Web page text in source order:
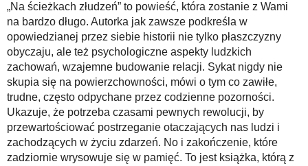
„Na ścieżkach złudzeń” to powieść, która zostanie z Wami
na bardzo długo. Autorka jak zawsze podkreśla w
opowiedzianej przez siebie historii nie tylko płaszczyzny
obyczaju, ale też psychologiczne aspekty ludzkich
zachowań, wzajemne budowanie relacji. Sykat nigdy nie
skupia się na powierzchowności, mówi o tym co zawiłe,
trudne, często odpychane przez codzienne pozorności.
Ukazuje, że potrzeba czasami pewnych rewolucji, by
przewartościować postrzeganie otaczających nas ludzi i
zachodzących w życiu zdarzeń. No i zakończenie, które
zadziornie wrysowuje się w pamięć. To jest książka, którą z